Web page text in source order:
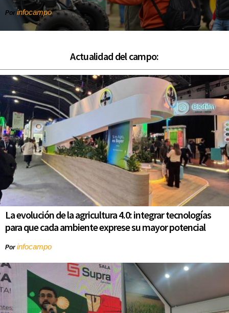
Por infocampo
Actualidad del campo:
La evolución de la agricultura 4.0: integrar tecnologías
para que cada ambiente exprese su mayor potencial
Porinfocampo